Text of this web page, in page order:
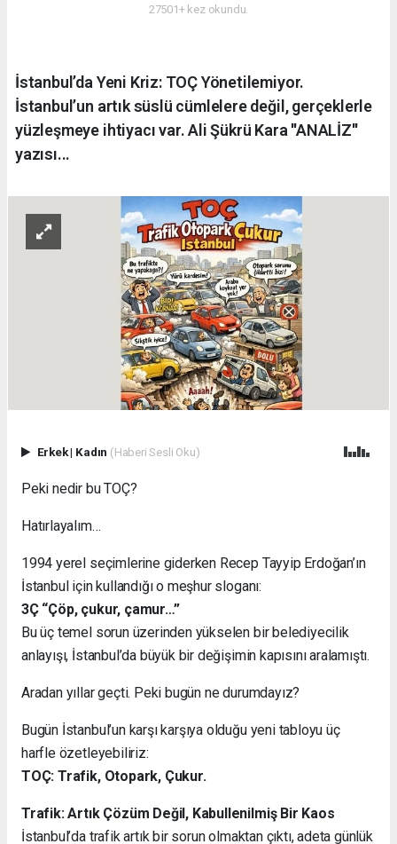
27501+ kez okundu.
İstanbul’da Yeni Kriz: TOÇ Yönetilemiyor.
İstanbul’un artık süslü cümlelere değil, gerçeklerle
yüzleşmeye ihtiyacı var. Ali Şükrü Kara ''ANALİZ''
yazısı...
Erkek| Kadın (Haberi Sesli Oku)
Peki nedir bu TOÇ?
Hatırlayalım…
1994 yerel seçimlerine giderken Recep Tayyip Erdoğan’ın
İstanbul için kullandığı o meşhur sloganı:
3Ç “Çöp, çukur, çamur…”
Bu üç temel sorun üzerinden yükselen bir belediyecilik
anlayışı, İstanbul’da büyük bir değişimin kapısını aralamıştı.
Aradan yıllar geçti. Peki bugün ne durumdayız?
Bugün İstanbul’un karşı karşıya olduğu yeni tabloyu üç
harfle özetleyebiliriz:
TOÇ: Trafik, Otopark, Çukur.
Trafik: Artık Çözüm Değil, Kabullenilmiş Bir Kaos
İstanbul’da trafik artık bir sorun olmaktan çıktı, adeta günlük